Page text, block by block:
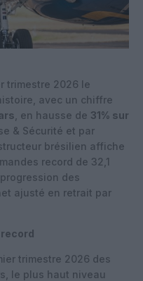
trimestre 2026 le
avec un chiffre
, en hausse de 31% sur
& Sécurité et par
brésilien affiche
record de 32,1
des
ajusté en retrait par
trimestre 2026 des
le plus haut niveau